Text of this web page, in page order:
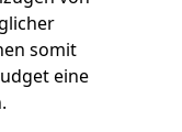
somit
eine